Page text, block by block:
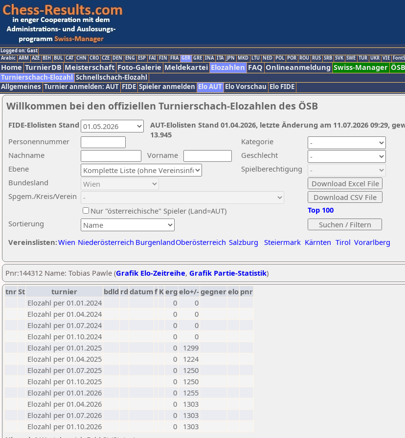
Logged on: Gast
Arabic ARM AZE BIH BUL CAT CHN CRO CZE DEN ENG ESP FAI FIN FRA GER GRE INA ITA JPN MKD LTU NED POL POR ROU RUS SRB SVK SWE TUR UKR VIE
Home TurnierDB Meisterschaft Foto-Galerie Meldekartei Elozahlen FAQ Onlineanmeldung Swiss-Manager ÖSB
Turnierschach-Elozahl Schnellschach-Elozahl
Allgemeines Turnier anmelden: AUT FIDE Spieler anmelden Elo AUT Elo Vorschau Elo FIDE
Willkommen bei den offiziellen Turnierschach-Elozahlen des ÖSB
Nachname
Vorname
Ebene
Kategorie
Sortierung
Personennummer
Bundesland
Spgem./Kreis/Verein
Geschlecht
Nur "österreichische" Spieler (Land=AUT)
Spielberechtigung
Vereinslisten:Wien Niederösterreich BurgenlandOberösterreich Salzburg Steiermark Kärnten Tirol Vorarlberg
Top 100
AUT-Elolisten Stand 01.04.2026, letzte Änderung am 11.07.2026 09:29,
13.945
FIDE-Elolisten Stand
Pnr:144312 Name: Tobias Pawle (Grafik Elo-Zeitreihe, Grafik Partie-Statistik)
tnrSt turnier bdld rd datumf Kerg elo+/-gegnerelo pnr
Elozahl per 01.01.2024
0
0
Elozahl per 01.04.2024
0
0
Elozahl per 01.07.2024
0
0
Elozahl per 01.10.2024
0
0
Elozahl per 01.01.2025
0
1299
Elozahl per 01.04.2025
0
1224
Elozahl per 01.07.2025
0
1250
Elozahl per 01.10.2025
0
1250
Elozahl per 01.01.2026
0
1255
Elozahl per 01.04.2026
0
1303
Elozahl per 01.07.2026
0
1303
Elozahl per 01.10.2026
0
1303